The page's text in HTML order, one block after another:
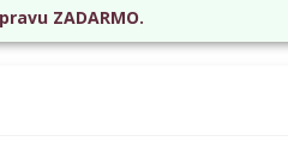
ZADARMO.